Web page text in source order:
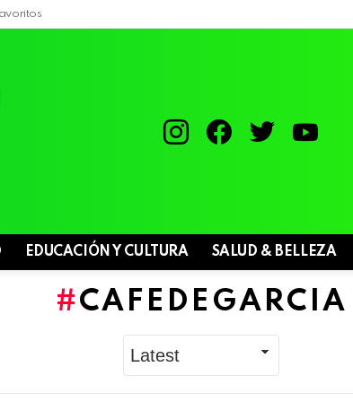
EDUCACIÓN Y CULTURA SALUD & BELLEZA
CAFEDEGARCIA